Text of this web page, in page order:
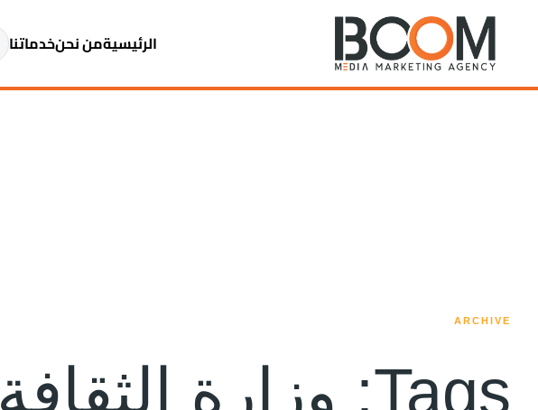
الرئيسيةمن نحنخدماتنا
ARCHIVE
Tags: وزارة الثقافة